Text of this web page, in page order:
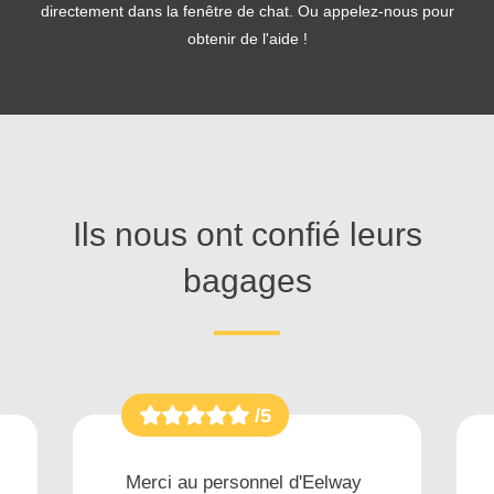
directement dans la fenêtre de chat. Ou appelez-nous pour
obtenir de l'aide !
Ils nous ont confié leurs
bagages
/5
Merci au personnel d'Eelway